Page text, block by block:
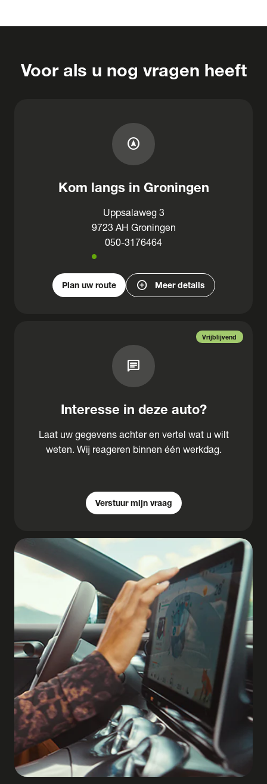
Voor als u nog vragen heeft
assistant_navigation
Kom langs in Groningen
Uppsalaweg 3
9723 AH Groningen
050-3176464
Plan uw route add_circle Meer details
Vrijblijvend
chat
Interesse in deze auto?
Laat uw gegevens achter en vertel wat u wilt
weten. Wij reageren binnen één werkdag.
Verstuur mijn vraag